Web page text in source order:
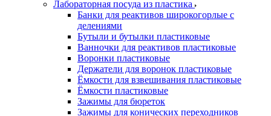
Лабораторная посуда из пластика
Банки для реактивов широкогорлые с
делениями
Бутыли и бутылки пластиковые
Ванночки для реактивов пластиковые
Воронки пластиковые
Держатели для воронок пластиковые
Ёмкости для взвешивания пластиковые
Ёмкости пластиковые
Зажимы для бюреток
Зажимы для конических переходников